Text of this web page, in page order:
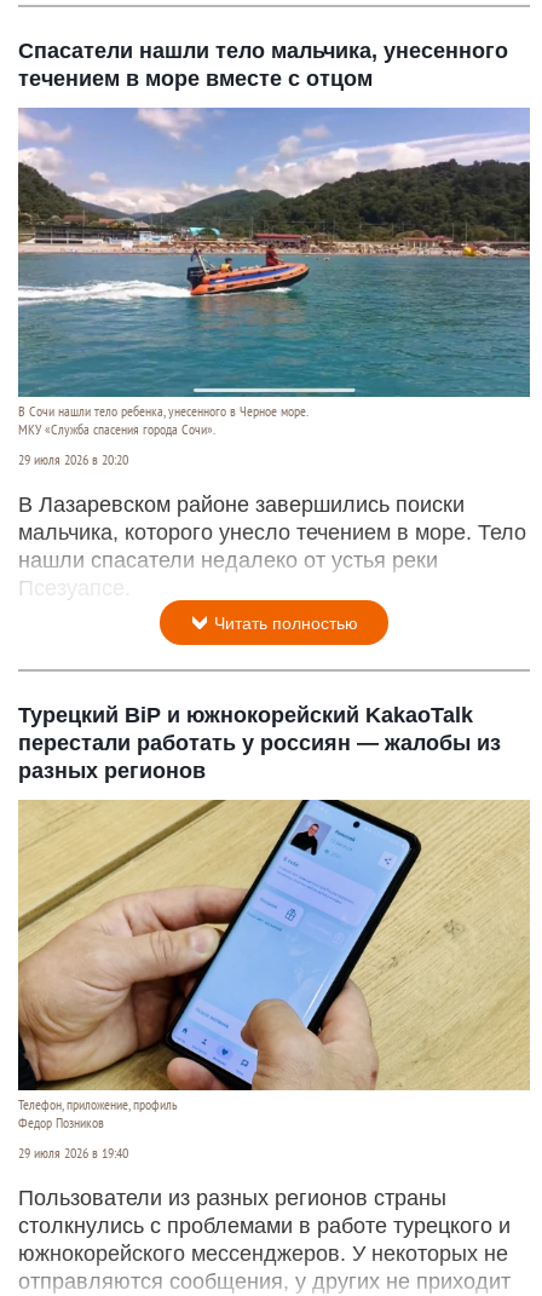
Спасатели нашли тело мальчика, унесенного
течением в море вместе с отцом
В Сочи нашли тело ребенка, унесенного в Черное море.
МКУ «Служба спасения города Сочи».
29 июля 2026 в 20:20
В Лазаревском районе завершились поиски
мальчика, которого унесло течением в море. Тело
нашли спасатели недалеко от устья реки
Псезуапсе.
Читать полностью
Турецкий BiP и южнокорейский KakaoTalk
перестали работать у россиян — жалобы из
разных регионов
Телефон, приложение, профиль
Федор Позников
29 июля 2026 в 19:40
Пользователи из разных регионов страны
столкнулись с проблемами в работе турецкого и
южнокорейского мессенджеров. У некоторых не
отправляются сообщения, у других не приходит